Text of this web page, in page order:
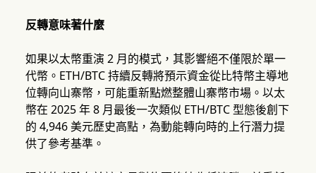
反轉意味著什麼
如果以太幣重演 2 月的模式，其影響絕不僅限於單一
代幣。ETH/BTC 持續反轉將預示資金從比特幣主導地
位轉向山寨幣，可能重新點燃整體山寨幣市場。以太
幣在 2025 年 8 月最後一次類似 ETH/BTC 型態後創下
的 4,946 美元歷史高點，為動能轉向時的上行潛力提
供了參考基準。